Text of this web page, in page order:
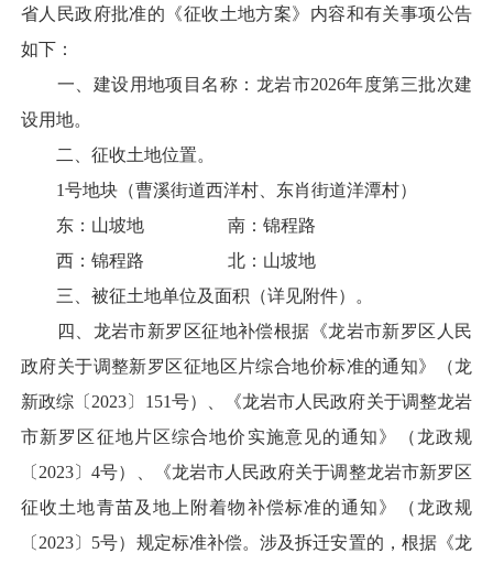
省人民政府批准的《征收土地方案》内容和有关事项公告
如下：
一、建设用地项目名称：龙岩市2026年度第三批次建
设用地。
二、征收土地位置。
1号地块（曹溪街道西洋村、东肖街道洋潭村）
东：山坡地 南：锦程路
西：锦程路 北：山坡地
三、被征土地单位及面积（详见附件）。
四、龙岩市新罗区征地补偿根据《龙岩市新罗区人民
政府关于调整新罗区征地区片综合地价标准的通知》（龙
新政综〔2023〕151号）、《龙岩市人民政府关于调整龙岩
市新罗区征地片区综合地价实施意见的通知》（龙政规
〔2023〕4号）、《龙岩市人民政府关于调整龙岩市新罗区
征收土地青苗及地上附着物补偿标准的通知》（龙政规
〔2023〕5号）规定标准补偿。涉及拆迁安置的，根据《龙